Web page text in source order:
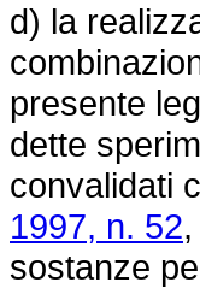
d) la
presente
dette
convalidati
1997, n. 52
sostanze